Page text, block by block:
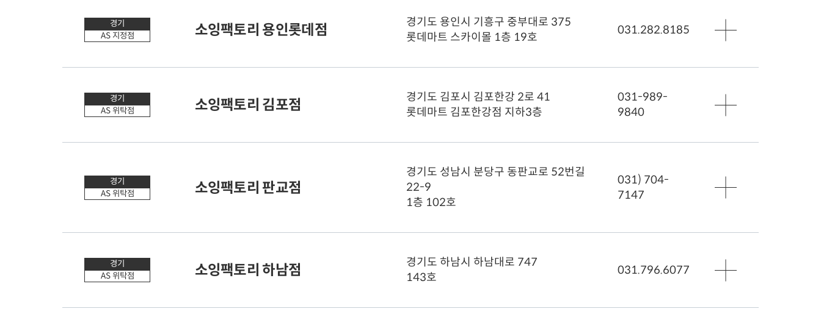
주차 가능
영업시간
(월~금) 오전 9:30 - 오후 20:00
주차 가능
공식 웹사이트 바로가기
영업시간
(월,목,금) 오전 10:00 - 오후 18:00
(화,수) 오전10:00 - 오후 20:00
(일),법정 공휴일 - 휴무
경기
AS 지정점
소잉팩토리 용인롯데점
경기도 용인시 기흥구 중부대로 375
롯데마트 스카이몰 1층 19호
031.282.8185
(월,화,수,목,금) 오전 09:30 - 오후 18:00
(토) 오전 09:30 - 오후 18:00
경기
AS 위탁점
소잉팩토리 김포점
경기도 김포시 김포한강 2로 41
롯데마트 김포한강점 지하3층
031-989-
9840
영업시간
(화,금) 오전 10:00 - 오후 20:00
(일,월,수,목,토) 오전 10:00 - 오후 18:00
경기
AS 위탁점
소잉팩토리 판교점
경기도 성남시 분당구 동판교로 52번길
22-9
1층 102호
031) 704-
7147
경기
AS 위탁점
소잉팩토리 하남점
경기도 하남시 하남대로 747
143호
031.796.6077